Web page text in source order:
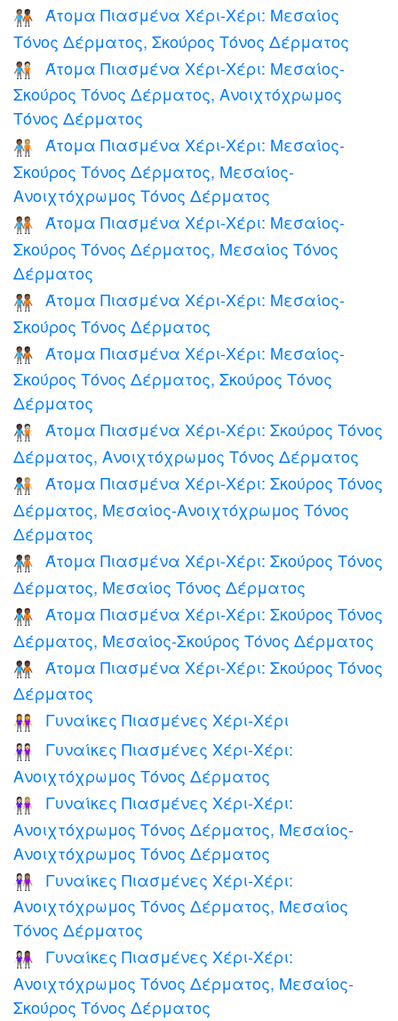
🧑🏽‍🤝‍🧑🏿
Άτομα Πιασμένα Χέρι-Χέρι: Μεσαίος
Τόνος Δέρματος, Σκούρος Τόνος Δέρματος
🧑🏾‍🤝‍🧑🏻
Άτομα Πιασμένα Χέρι-Χέρι: Μεσαίος-
Σκούρος Τόνος Δέρματος, Ανοιχτόχρωμος
Τόνος Δέρματος
🧑🏾‍🤝‍🧑🏼
Άτομα Πιασμένα Χέρι-Χέρι: Μεσαίος-
Σκούρος Τόνος Δέρματος, Μεσαίος-
Ανοιχτόχρωμος Τόνος Δέρματος
🧑🏾‍🤝‍🧑🏽
Άτομα Πιασμένα Χέρι-Χέρι: Μεσαίος-
Σκούρος Τόνος Δέρματος, Μεσαίος Τόνος
Δέρματος
🧑🏾‍🤝‍🧑🏾
Άτομα Πιασμένα Χέρι-Χέρι: Μεσαίος-
Σκούρος Τόνος Δέρματος
🧑🏾‍🤝‍🧑🏿
Άτομα Πιασμένα Χέρι-Χέρι: Μεσαίος-
Σκούρος Τόνος Δέρματος, Σκούρος Τόνος
Δέρματος
🧑🏿‍🤝‍🧑🏻
Άτομα Πιασμένα Χέρι-Χέρι: Σκούρος Τόνος
Δέρματος, Ανοιχτόχρωμος Τόνος Δέρματος
🧑🏿‍🤝‍🧑🏼
Άτομα Πιασμένα Χέρι-Χέρι: Σκούρος Τόνος
Δέρματος, Μεσαίος-Ανοιχτόχρωμος Τόνος
Δέρματος
🧑🏿‍🤝‍🧑🏽
Άτομα Πιασμένα Χέρι-Χέρι: Σκούρος Τόνος
Δέρματος, Μεσαίος Τόνος Δέρματος
🧑🏿‍🤝‍🧑🏾
Άτομα Πιασμένα Χέρι-Χέρι: Σκούρος Τόνος
Δέρματος, Μεσαίος-Σκούρος Τόνος Δέρματος
🧑🏿‍🤝‍🧑🏿
Άτομα Πιασμένα Χέρι-Χέρι: Σκούρος Τόνος
Δέρματος
👭 Γυναίκες Πιασμένες Χέρι-Χέρι
👭🏻
Γυναίκες Πιασμένες Χέρι-Χέρι:
Ανοιχτόχρωμος Τόνος Δέρματος
👩🏻‍🤝‍👩🏼
Γυναίκες Πιασμένες Χέρι-Χέρι:
Ανοιχτόχρωμος Τόνος Δέρματος, Μεσαίος-
Ανοιχτόχρωμος Τόνος Δέρματος
👩🏻‍🤝‍👩🏽
Γυναίκες Πιασμένες Χέρι-Χέρι:
Ανοιχτόχρωμος Τόνος Δέρματος, Μεσαίος
Τόνος Δέρματος
👩🏻‍🤝‍👩🏾
Γυναίκες Πιασμένες Χέρι-Χέρι:
Ανοιχτόχρωμος Τόνος Δέρματος, Μεσαίος-
Σκούρος Τόνος Δέρματος